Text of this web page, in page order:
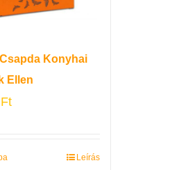
Konyhai
Ellen
Ft
Leírás